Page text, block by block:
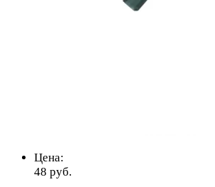
Цена:
48 руб.